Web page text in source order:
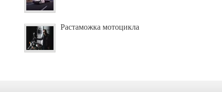
Растаможка мотоцикла